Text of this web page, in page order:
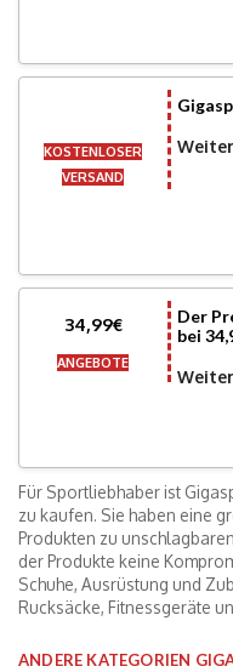
KOSTENLOSER
VERSAND
34,99€
ANGEBOTE
Der
bei
Für Sportliebhaber ist
zu kaufen. Sie haben eine
Produkten zu
der Produkte keine
Schuhe, Ausrüstung und
Rucksäcke, Fitnessgeräte
ANDERE KATEGORIEN